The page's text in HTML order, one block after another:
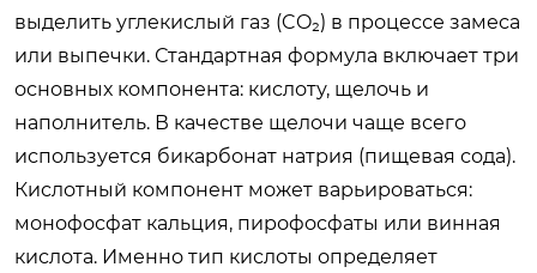
выделить углекислый газ (CO₂) в процессе замеса
или выпечки. Стандартная формула включает три
основных компонента: кислоту, щелочь и
наполнитель. В качестве щелочи чаще всего
используется бикарбонат натрия (пищевая сода).
Кислотный компонент может варьироваться:
монофосфат кальция, пирофосфаты или винная
кислота. Именно тип кислоты определяет